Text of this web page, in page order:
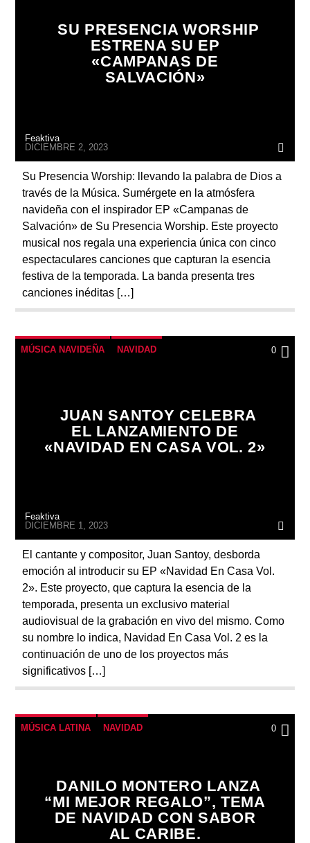
SU PRESENCIA WORSHIP
ESTRENA SU EP
«CAMPANAS DE
SALVACIÓN»
Feaktiva
DICIEMBRE 2, 2023
Su Presencia Worship: llevando la palabra de Dios a
través de la Música. Sumérgete en la atmósfera
navideña con el inspirador EP «Campanas de
Salvación» de Su Presencia Worship. Este proyecto
musical nos regala una experiencia única con cinco
espectaculares canciones que capturan la esencia
festiva de la temporada. La banda presenta tres
canciones inéditas […]
MÚSICA NAVIDEÑA NAVIDAD 0
JUAN SANTOY CELEBRA
EL LANZAMIENTO DE
«NAVIDAD EN CASA VOL. 2»
Feaktiva
DICIEMBRE 1, 2023
El cantante y compositor, Juan Santoy, desborda
emoción al introducir su EP «Navidad En Casa Vol.
2». Este proyecto, que captura la esencia de la
temporada, presenta un exclusivo material
audiovisual de la grabación en vivo del mismo. Como
su nombre lo indica, Navidad En Casa Vol. 2 es la
continuación de uno de los proyectos más
significativos […]
MÚSICA LATINA NAVIDAD 0
DANILO MONTERO LANZA
“MI MEJOR REGALO”, TEMA
DE NAVIDAD CON SABOR
AL CARIBE.